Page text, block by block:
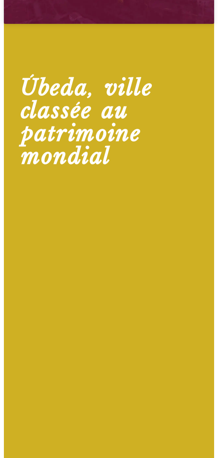
Úbeda, ville
classée au
patrimoine
mondial